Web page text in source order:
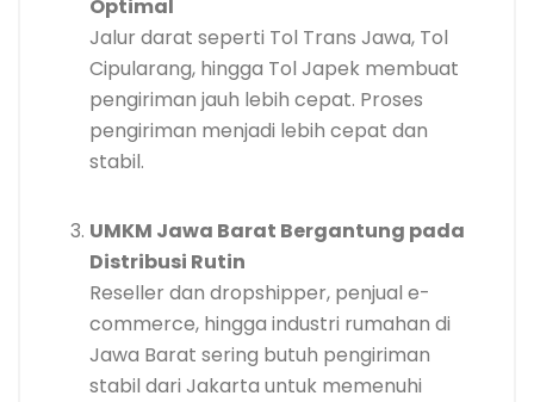
Optimal
Jalur darat seperti Tol Trans Jawa, Tol
Cipularang, hingga Tol Japek membuat
pengiriman jauh lebih cepat. Proses
pengiriman menjadi lebih cepat dan
stabil.
UMKM Jawa Barat Bergantung pada
Distribusi Rutin
Reseller dan dropshipper, penjual e-
commerce, hingga industri rumahan di
Jawa Barat sering butuh pengiriman
stabil dari Jakarta untuk memenuhi